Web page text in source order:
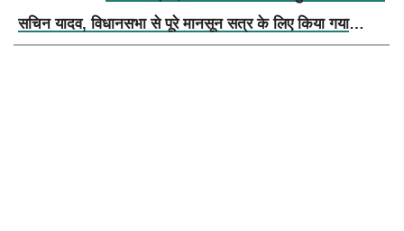
सचिन यादव, विधानसभा से पूरे मानसून सत्र के लिए किया गया